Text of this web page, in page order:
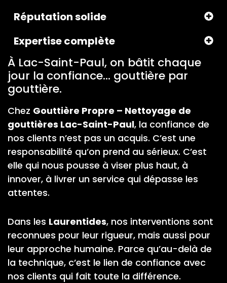
Réputation solide
Expertise complète
À Lac-Saint-Paul, on bâtit chaque
jour la confiance… gouttière par
gouttière.
Chez Gouttière Propre – Nettoyage de
gouttières Lac-Saint-Paul, la confiance de
nos clients n’est pas un acquis. C’est une
responsabilité qu’on prend au sérieux. C’est
elle qui nous pousse à viser plus haut, à
innover, à livrer un service qui dépasse les
attentes.
Dans les Laurentides, nos interventions sont
reconnues pour leur rigueur, mais aussi pour
leur approche humaine. Parce qu’au-delà de
la technique, c’est le lien de confiance avec
nos clients qui fait toute la différence.